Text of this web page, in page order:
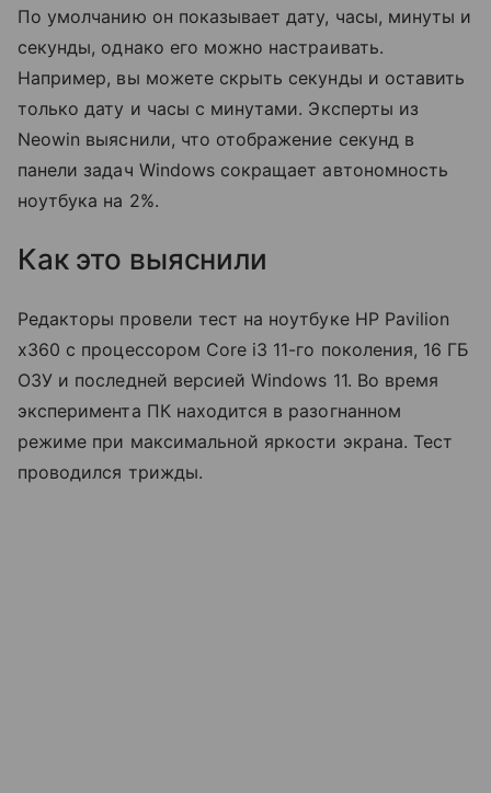
По умолчанию он показывает дату, часы, минуты и
секунды, однако его можно настраивать.
Например, вы можете скрыть секунды и оставить
только дату и часы с минутами. Эксперты из
Neowin выяснили, что отображение секунд в
панели задач Windows сокращает автономность
ноутбука на 2%.
Как это выяснили
Редакторы провели тест на ноутбуке HP Pavilion
x360 с процессором Core i3 11-го поколения, 16 ГБ
ОЗУ и последней версией Windows 11. Во время
эксперимента ПК находится в разогнанном
режиме при максимальной яркости экрана. Тест
проводился трижды.